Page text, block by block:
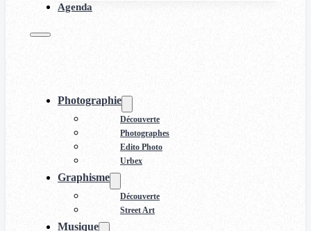
Agenda
Photographie
Découverte
Photographes
Edito Photo
Urbex
Graphisme
Découverte
Street Art
Musique